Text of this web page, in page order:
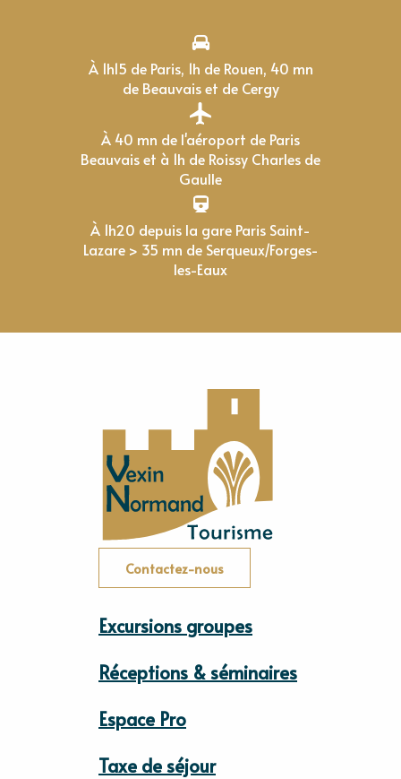
À 1h15 de Paris, 1h de Rouen, 40 mn
de Beauvais et de Cergy
À 40 mn de l'aéroport de Paris
Beauvais et à 1h de Roissy Charles de
Gaulle
À 1h20 depuis la gare Paris Saint-
Lazare > 35 mn de Serqueux/Forges-
les-Eaux
Contactez-nous
Excursions groupes
Réceptions & séminaires
Espace Pro
Taxe de séjour